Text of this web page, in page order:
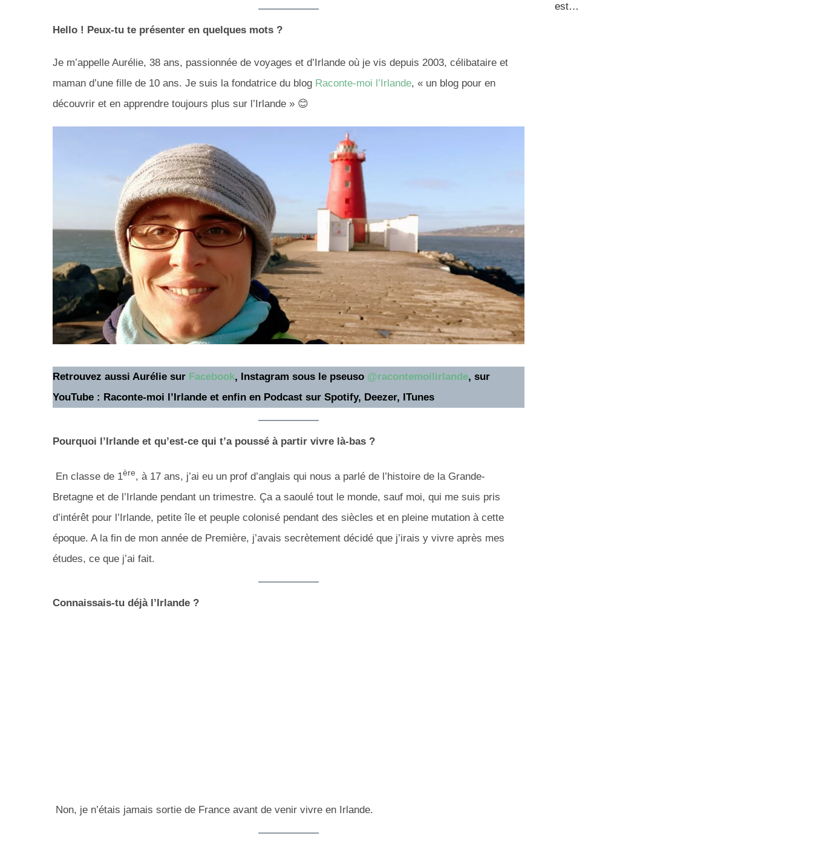
Hello ! Peux-tu te présenter en quelques mots ?
Je m’appelle Aurélie, 38 ans, passionnée de voyages et d’Irlande où je vis depuis 2003, célibataire et
maman d’une fille de 10 ans. Je suis la fondatrice du blog Raconte-moi l’Irlande, « un blog pour en
découvrir et en apprendre toujours plus sur l’Irlande » 😊
Retrouvez aussi Aurélie sur Facebook, Instagram sous le pseuso @racontemoilirlande, sur
YouTube : Raconte-moi l’Irlande et enfin en Podcast sur Spotify, Deezer, ITunes
Pourquoi l’Irlande et qu’est-ce qui t’a poussé à partir vivre là-bas ?
En classe de 1ère, à 17 ans, j’ai eu un prof d’anglais qui nous a parlé de l’histoire de la Grande-
Bretagne et de l’Irlande pendant un trimestre. Ça a saoulé tout le monde, sauf moi, qui me suis pris
d’intérêt pour l’Irlande, petite île et peuple colonisé pendant des siècles et en pleine mutation à cette
époque. A la fin de mon année de Première, j’avais secrètement décidé que j’irais y vivre après mes
études, ce que j’ai fait.
Connaissais-tu déjà l’Irlande ?
Non, je n’étais jamais sortie de France avant de venir vivre en Irlande.
est…